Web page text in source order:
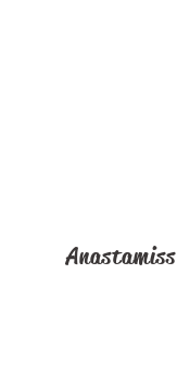
Anastamiss